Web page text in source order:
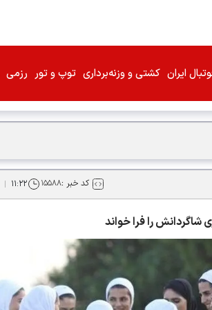
ایران کشتی و وزنه‌برداری توپ و تور رزمی
کد خبر :۱۵۵۸۸ ۱۱:۲۲
شاگردانش را فرا خواند